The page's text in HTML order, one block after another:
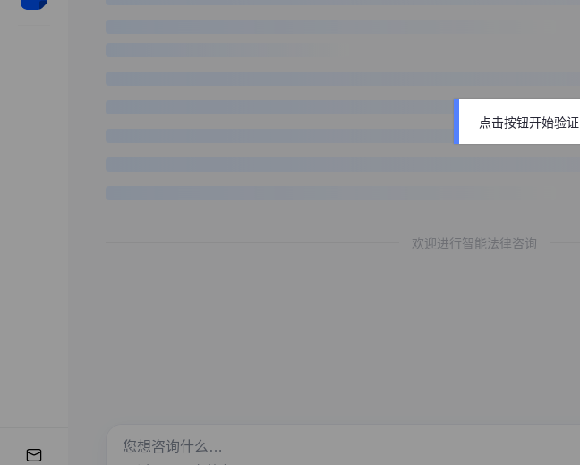
欢迎进行智能法律咨询
点击按钮开始验证